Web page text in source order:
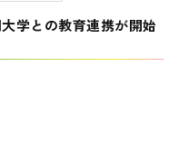
学との教育連携が開始